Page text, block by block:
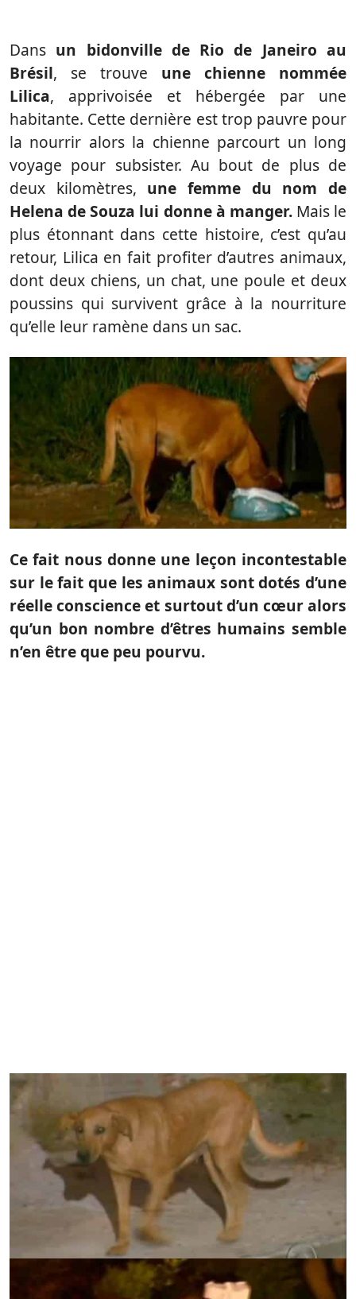
Dans un bidonville de Rio de Janeiro au
Brésil, se trouve une chienne nommée
Lilica, apprivoisée et hébergée par une
habitante. Cette dernière est trop pauvre pour
la nourrir alors la chienne parcourt un long
voyage pour subsister. Au bout de plus de
deux kilomètres, une femme du nom de
Helena de Souza lui donne à manger.Mais le
plus étonnant dans cette histoire, c’est qu’au
retour, Lilica en fait profiter d’autres animaux,
dont deux chiens, un chat, une poule et deux
poussins qui survivent grâce à la nourriture
qu’elle leur ramène dans un sac.
Ce fait nous donne une leçon incontestable
sur le fait que les animaux sont dotés d’une
réelle conscience et surtout d’un cœur alors
qu’un bon nombre d’êtres humains semble
n’en être que peu pourvu.